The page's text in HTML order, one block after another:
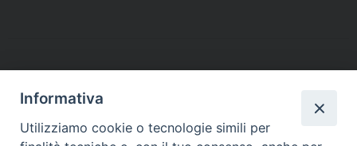
Contatti
Informativa
Utilizziamo cookie o tecnologie simili per